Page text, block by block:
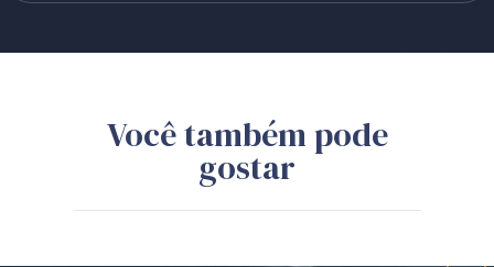
Você também pode
gostar